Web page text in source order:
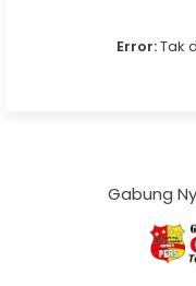
Error:Tak
Gabung